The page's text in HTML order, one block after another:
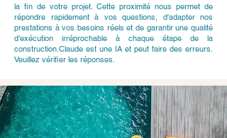
la fin de votre projet. Cette proximité nous permet de
répondre rapidement à vos questions, d'adapter nos
prestations à vos besoins réels et de garantir une qualité
d'exécution irréprochable à chaque étape de la
construction.Claude est une IA et peut faire des erreurs.
Veuillez vérifier les réponses.